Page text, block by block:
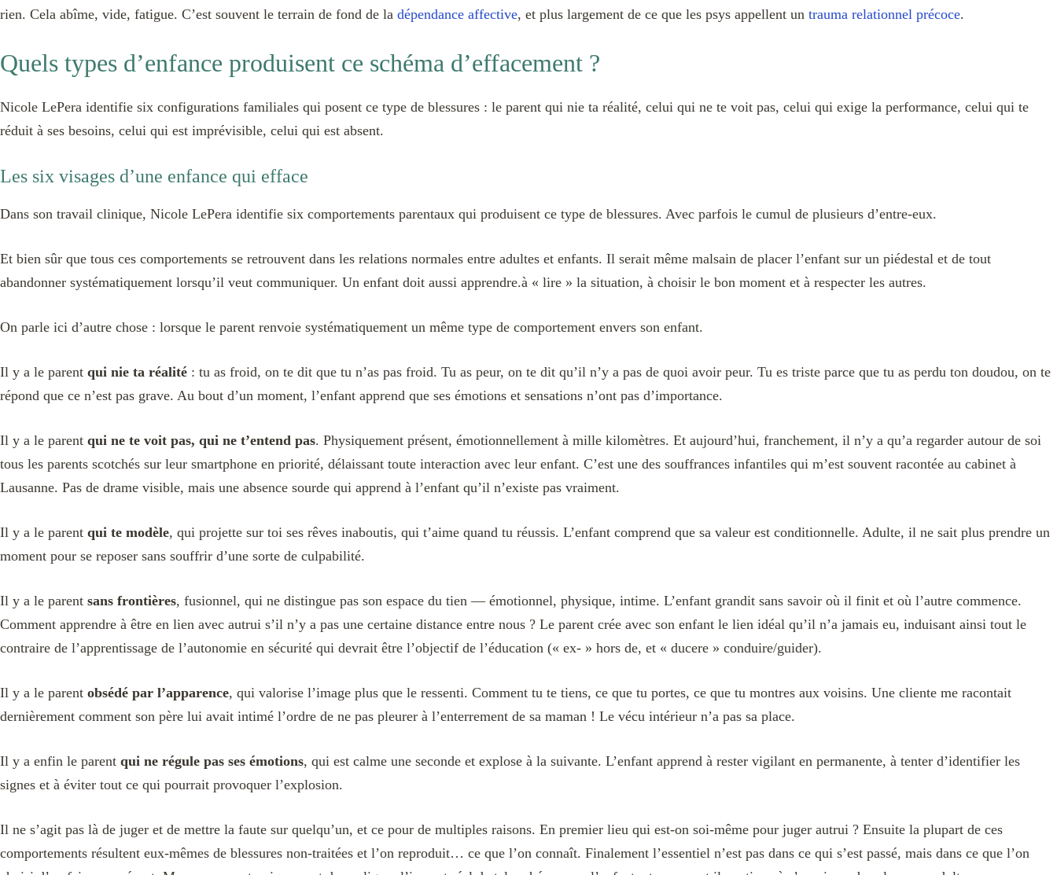
rien. Cela abîme, vide, fatigue. C’est souvent le terrain de fond de la dépendance affective, et plus largement de ce que les psys appellent un trauma relationnel précoce.
Quels types d’enfance produisent ce schéma d’effacement ?
Nicole LePera identifie six configurations familiales qui posent ce type de blessures : le parent qui nie ta réalité, celui qui ne te voit pas, celui qui exige la performance, celui qui te
réduit à ses besoins, celui qui est imprévisible, celui qui est absent.
Les six visages d’une enfance qui efface
Dans son travail clinique, Nicole LePera identifie six comportements parentaux qui produisent ce type de blessures. Avec parfois le cumul de plusieurs d’entre-eux.
Et bien sûr que tous ces comportements se retrouvent dans les relations normales entre adultes et enfants. Il serait même malsain de placer l’enfant sur un piédestal et de tout
abandonner systématiquement lorsqu’il veut communiquer. Un enfant doit aussi apprendre.à « lire » la situation, à choisir le bon moment et à respecter les autres.
On parle ici d’autre chose : lorsque le parent renvoie systématiquement un même type de comportement envers son enfant.
Il y a le parent qui nie ta réalité : tu as froid, on te dit que tu n’as pas froid. Tu as peur, on te dit qu’il n’y a pas de quoi avoir peur. Tu es triste parce que tu as perdu ton doudou, on te
répond que ce n’est pas grave. Au bout d’un moment, l’enfant apprend que ses émotions et sensations n’ont pas d’importance.
Il y a le parent qui ne te voit pas, qui ne t’entend pas. Physiquement présent, émotionnellement à mille kilomètres. Et aujourd’hui, franchement, il n’y a qu’a regarder autour de soi
tous les parents scotchés sur leur smartphone en priorité, délaissant toute interaction avec leur enfant. C’est une des souffrances infantiles qui m’est souvent racontée au cabinet à
Lausanne. Pas de drame visible, mais une absence sourde qui apprend à l’enfant qu’il n’existe pas vraiment.
Il y a le parent qui te modèle, qui projette sur toi ses rêves inaboutis, qui t’aime quand tu réussis. L’enfant comprend que sa valeur est conditionnelle. Adulte, il ne sait plus prendre un
moment pour se reposer sans souffrir d’une sorte de culpabilité.
Il y a le parent sans frontières, fusionnel, qui ne distingue pas son espace du tien — émotionnel, physique, intime. L’enfant grandit sans savoir où il finit et où l’autre commence.
Comment apprendre à être en lien avec autrui s’il n’y a pas une certaine distance entre nous ? Le parent crée avec son enfant le lien idéal qu’il n’a jamais eu, induisant ainsi tout le
contraire de l’apprentissage de l’autonomie en sécurité qui devrait être l’objectif de l’éducation (« ex- » hors de, et « ducere » conduire/guider).
Il y a le parent obsédé par l’apparence, qui valorise l’image plus que le ressenti. Comment tu te tiens, ce que tu portes, ce que tu montres aux voisins. Une cliente me racontait
dernièrement comment son père lui avait intimé l’ordre de ne pas pleurer à l’enterrement de sa maman ! Le vécu intérieur n’a pas sa place.
Il y a enfin le parent qui ne régule pas ses émotions, qui est calme une seconde et explose à la suivante. L’enfant apprend à rester vigilant en permanente, à tenter d’identifier les
signes et à éviter tout ce qui pourrait provoquer l’explosion.
Il ne s’agit pas là de juger et de mettre la faute sur quelqu’un, et ce pour de multiples raisons. En premier lieu qui est-on soi-même pour juger autrui ? Ensuite la plupart de ces
comportements résultent eux-mêmes de blessures non-traitées et l’on reproduit… ce que l’on connaît. Finalement l’essentiel n’est pas dans ce qui s’est passé, mais dans ce que l’on